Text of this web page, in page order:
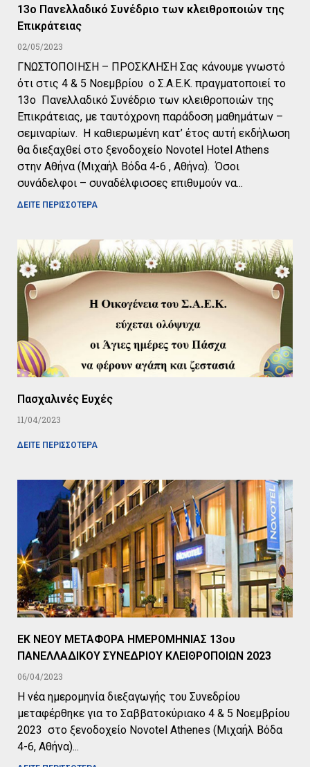
13ο Πανελλαδικό Συνέδριο των κλειθροποιών της
Επικράτειας
02/05/2023
ΓΝΩΣΤΟΠΟΙΗΣΗ – ΠΡΟΣΚΛΗΣΗ Σας κάνουμε γνωστό
ότι στις 4 & 5 Νοεμβρίου ο Σ.Α.Ε.Κ. πραγματοποιεί το
13ο Πανελλαδικό Συνέδριο των κλειθροποιών της
Επικράτειας, με ταυτόχρονη παράδοση μαθημάτων –
σεμιναρίων. Η καθιερωμένη κατ’ έτος αυτή εκδήλωση
θα διεξαχθεί στο ξενοδοχείο Novotel Hotel Athens
στην Αθήνα (Μιχαήλ Βόδα 4-6 , Αθήνα). Όσοι
συνάδελφοι – συναδέλφισσες επιθυμούν να
ΔΕΙΤΕ ΠΕΡΙΣΣΟΤΕΡΑ
Πασχαλινές Ευχές
11/04/2023
ΔΕΙΤΕ ΠΕΡΙΣΣΟΤΕΡΑ
ΕΚ ΝΕΟΥ ΜΕΤΑΦΟΡΑ ΗΜΕΡΟΜΗΝΙΑΣ 13ου
ΠΑΝΕΛΛΑΔΙΚΟΥ ΣΥΝΕΔΡΙΟΥ ΚΛΕΙΘΡΟΠΟΙΩΝ 2023
06/04/2023
Η νέα ημερομηνία διεξαγωγής του Συνεδρίου
μεταφέρθηκε για το Σαββατοκύριακο 4 & 5 Νοεμβρίου
2023 στο ξενοδοχείο Novotel Athenes (Μιχαήλ Βόδα
4-6, Αθήνα)